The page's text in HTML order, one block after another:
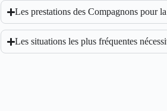
Les prestations des Compagnons pour
Les situations les plus fréquentes